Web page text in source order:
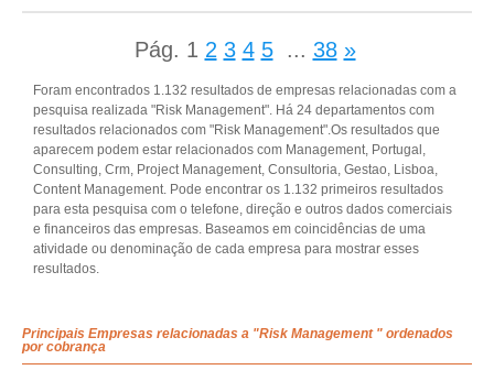
Pág. 1 2 3 4 5 ... 38 »
Foram encontrados 1.132 resultados de empresas relacionadas com a
pesquisa realizada "Risk Management". Há 24 departamentos com
resultados relacionados com "Risk Management".Os resultados que
aparecem podem estar relacionados com Management, Portugal,
Consulting, Crm, Project Management, Consultoria, Gestao, Lisboa,
Content Management. Pode encontrar os 1.132 primeiros resultados
para esta pesquisa com o telefone, direção e outros dados comerciais
e financeiros das empresas. Baseamos em coincidências de uma
atividade ou denominação de cada empresa para mostrar esses
resultados.
Principais Empresas relacionadas a "Risk Management " ordenados
por cobrança